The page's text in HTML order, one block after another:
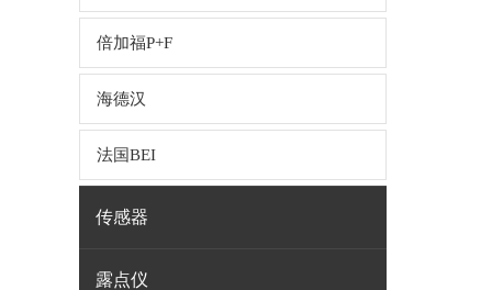
倍加福P+F
海德汉
法国BEI
传感器
露点仪